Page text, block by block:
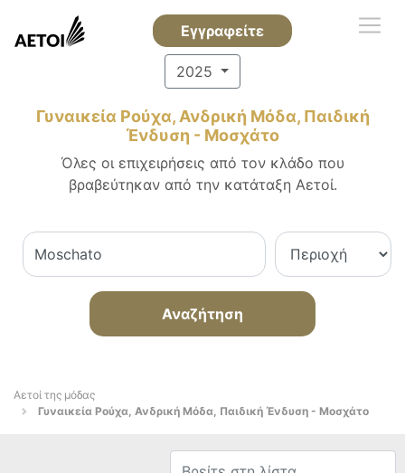
Εγγραφείτε
2025
Γυναικεία Ρούχα, Ανδρική Μόδα, Παιδική
Ένδυση - Μοσχάτο
Όλες οι επιχειρήσεις από τον κλάδο που
βραβεύτηκαν από την κατάταξη Αετοί.
Αναζήτηση
Αετοί της μόδας
Γυναικεία Ρούχα, Ανδρική Μόδα, Παιδική Ένδυση - Μοσχάτο